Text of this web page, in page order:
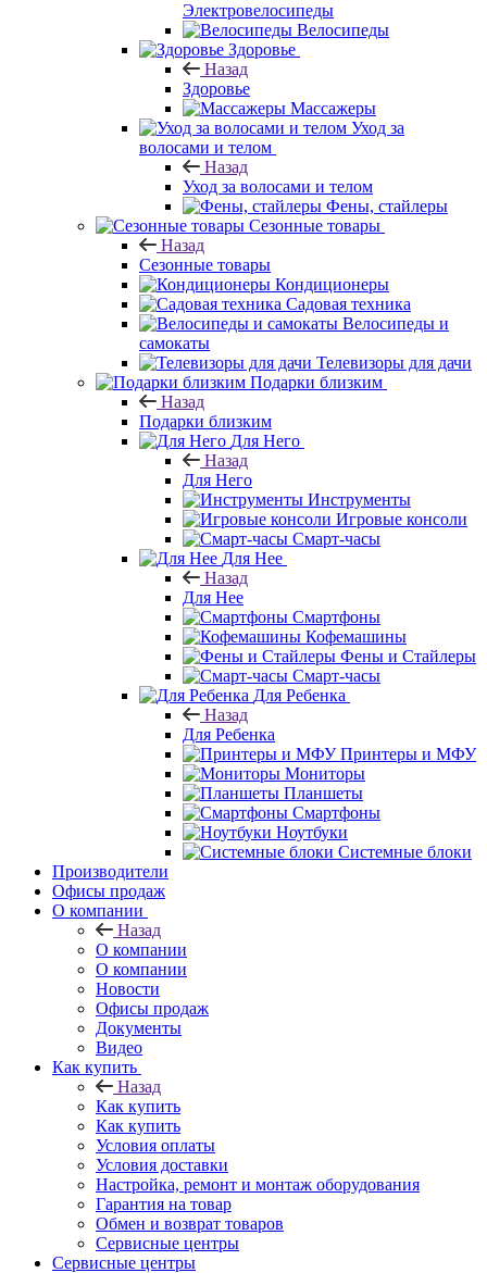
Электровелосипеды
Велосипеды
Здоровье
Назад
Здоровье
Массажеры
Уход за
волосами и телом
Назад
Уход за волосами и телом
Фены, стайлеры
Сезонные товары
Назад
Сезонные товары
Кондиционеры
Садовая техника
Велосипеды и
самокаты
Телевизоры для дачи
Подарки близким
Назад
Подарки близким
Для Него
Назад
Для Него
Инструменты
Игровые консоли
Смарт-часы
Для Нее
Назад
Для Нее
Смартфоны
Кофемашины
Фены и Стайлеры
Смарт-часы
Для Ребенка
Назад
Для Ребенка
Принтеры и МФУ
Мониторы
Планшеты
Смартфоны
Ноутбуки
Системные блоки
Производители
Офисы продаж
О компании
Назад
О компании
О компании
Новости
Офисы продаж
Документы
Видео
Как купить
Назад
Как купить
Как купить
Условия оплаты
Условия доставки
Настройка, ремонт и монтаж оборудования
Гарантия на товар
Обмен и возврат товаров
Сервисные центры
Сервисные центры